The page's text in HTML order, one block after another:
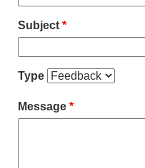
Subject *
Type
Message *